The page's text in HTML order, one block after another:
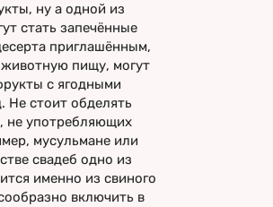
ну а одной из
стать запечённые
приглашённым,
пищу, могут
с ягодными
Не стоит обделять
не употребляющих
мусульмане или
свадеб одно из
именно из свиного
включить в